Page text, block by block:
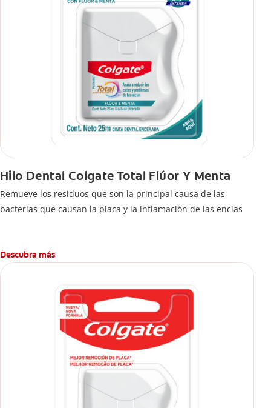
Hilo Dental Colgate Total Flúor Y Menta
Remueve los residuos que son la principal causa de las
bacterias que causan la placa y la inflamación de las encías
Descubra más